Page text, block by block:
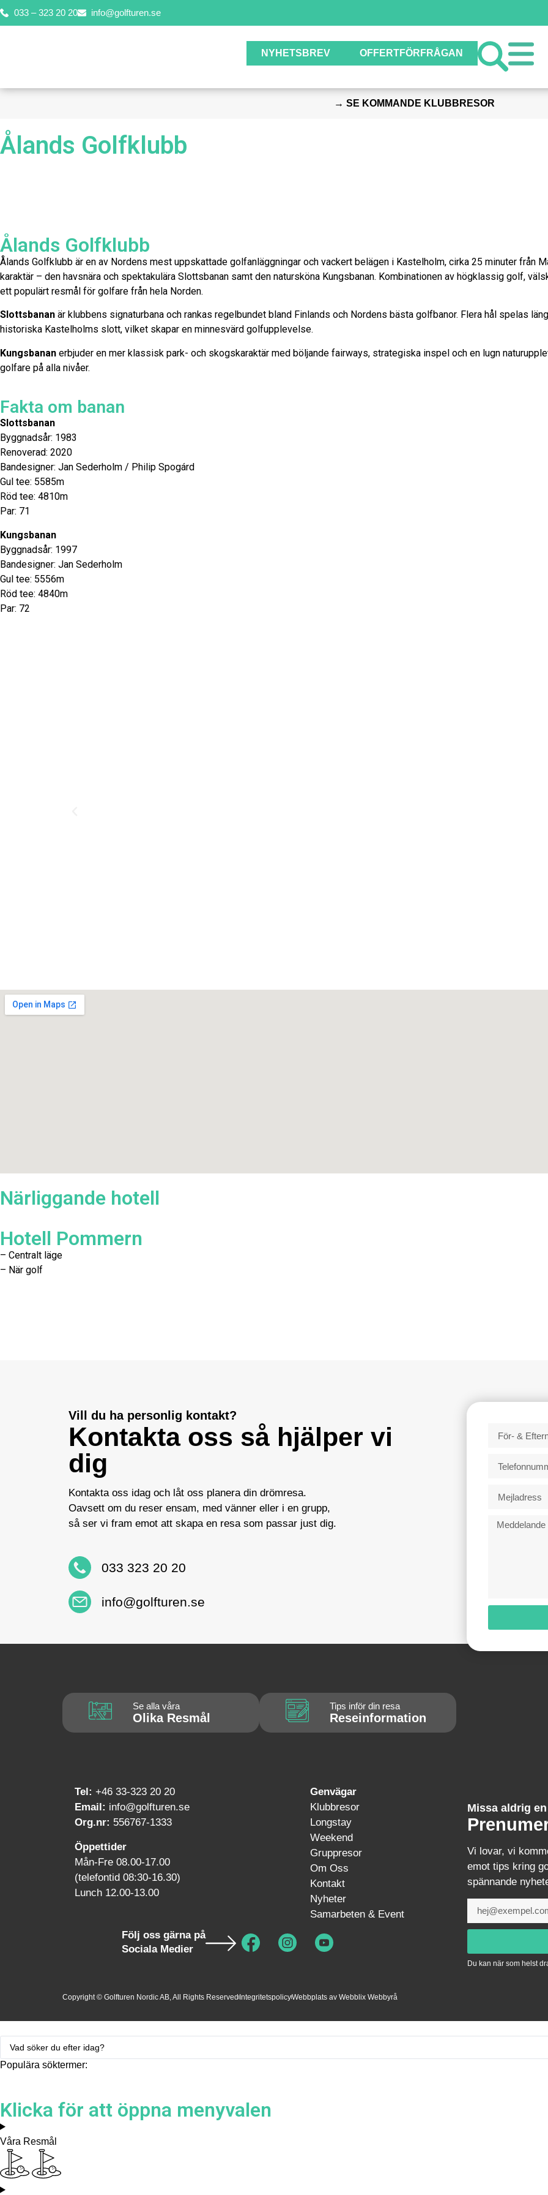
033 – 323 20 20 info@golfturen.se
NYHETSBREV OFFERTFÖRFRÅGAN
→ SE KOMMANDE KLUBBRESOR
Ålands Golfklubb
Ålands Golfklubb
Ålands Golfklubb är en av Nordens mest uppskattade golfanläggningar och vackert belägen i Kastelholm, cirka 25 minuter från
karaktär – den havsnära och spektakulära Slottsbanan samt den natursköna Kungsbanan. Kombinationen av högklassig golf,
ett populärt resmål för golfare från hela Norden.
Slottsbanan är klubbens signaturbana och rankas regelbundet bland Finlands och Nordens bästa golfbanor. Flera hål spelas
historiska Kastelholms slott, vilket skapar en minnesvärd golfupplevelse.
Kungsbanan erbjuder en mer klassisk park- och skogskaraktär med böljande fairways, strategiska inspel och en lugn
golfare på alla nivåer.
Fakta om banan
Slottsbanan
Byggnadsår: 1983
Renoverad: 2020
Bandesigner: Jan Sederholm / Philip Spogárd
Gul tee: 5585m
Röd tee: 4810m
Par: 71
Kungsbanan
Byggnadsår: 1997
Bandesigner: Jan Sederholm
Gul tee: 5556m
Röd tee: 4840m
Par: 72
Närliggande hotell
Hotell Pommern
– Centralt läge
– När golf
Vill du ha personlig kontakt?
Kontakta oss så hjälper vi
dig
Kontakta oss idag och låt oss planera din drömresa.
Oavsett om du reser ensam, med vänner eller i en grupp,
så ser vi fram emot att skapa en resa som passar just dig.
033 323 20 20
info@golfturen.se
Se alla våra
Olika Resmål
Tips inför din resa
Reseinformation
Tel: +46 33-323 20 20
Email: info@golfturen.se
Org.nr: 556767-1333
Öppettider
Mån-Fre 08.00-17.00
(telefontid 08:30-16.30)
Lunch 12.00-13.00
Genvägar
Klubbresor
Longstay
Weekend
Gruppresor
Om Oss
Kontakt
Nyheter
Samarbeten & Event
Följ oss gärna på
Sociala Medier
Missa aldrig
Vi lovar, vi
emot tips kring
spännande
Du kan när som helst
Copyright © Golfturen Nordic AB, All Rights Reserved IntegritetspolicyWebbplats av Webblix Webbyrå
Populära söktermer:
Klicka för att öppna menyvalen
Våra Resmål